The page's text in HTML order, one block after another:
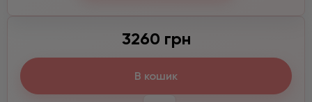
3260 грн
В кошик